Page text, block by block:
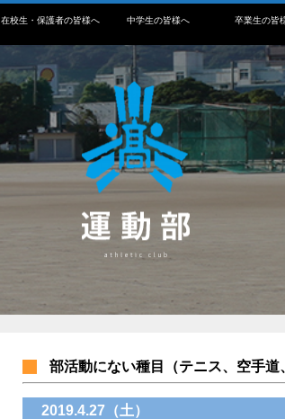
在校生・保護者の皆様へ 中学生の皆様へ 卒業生の皆
部活動にない種目（テニス、空手道
2019.4.27（土）